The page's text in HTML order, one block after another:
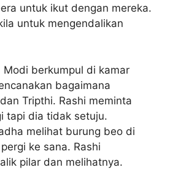
untuk ikut dengan mereka.
untuk mengendalikan
Modi berkumpul di kamar
bagaimana
Tripthi. Rashi meminta
tapi dia tidak setuju.
melihat burung beo di
ke sana. Rashi
pilar dan melihatnya.